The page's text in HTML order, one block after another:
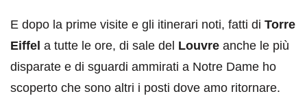
E dopo la prime visite e gli itinerari noti, fatti di Torre
Eiffel a tutte le ore, di sale del Louvre anche le più
disparate e di sguardi ammirati a Notre Dame ho
scoperto che sono altri i posti dove amo ritornare.